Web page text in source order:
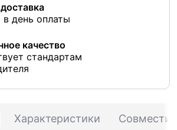
в день оплаты
качество
стандартам
Характеристики